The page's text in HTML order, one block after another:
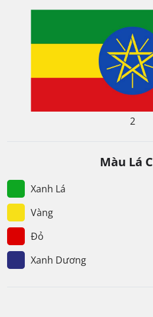
2
Màu Lá
Xanh Lá
Vàng
Đỏ
Xanh Dương